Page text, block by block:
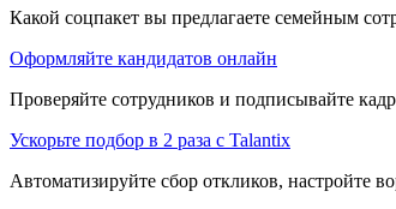
Какой соцпакет вы предлагаете семейным
Оформляйте кандидатов онлайн
Проверяйте сотрудников и подписывайте
Ускорьте подбор в 2 раза с Talantix
Автоматизируйте сбор откликов, настройте